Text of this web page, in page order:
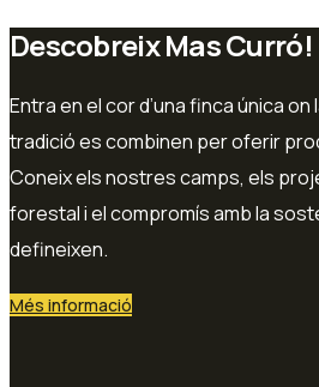
Descobreix Mas Curró!
Entra en el cor d’una finca única on
tradició es combinen per oferir
Coneix els nostres camps, els
forestal i el compromís amb la
defineixen.
Més informació